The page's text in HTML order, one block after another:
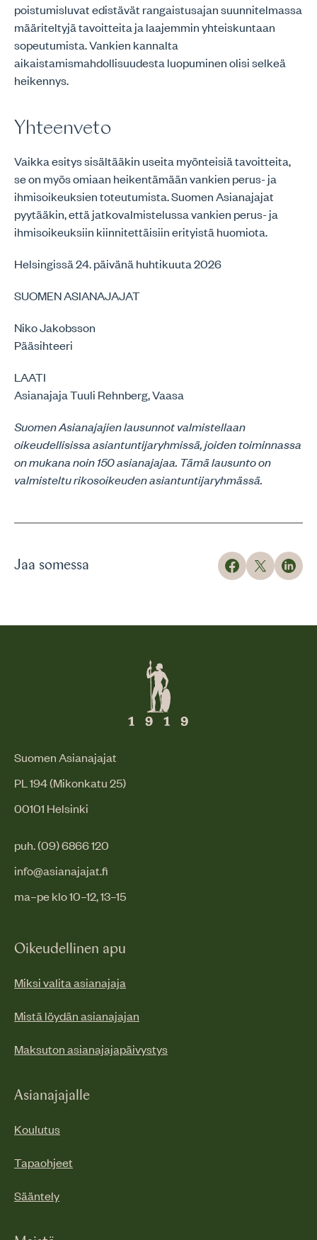
poistumisluvat edistävät rangaistusajan suunnitelmassa
määriteltyjä tavoitteita ja laajemmin yhteiskuntaan
sopeutumista. Vankien kannalta
aikaistamismahdollisuudesta luopuminen olisi selkeä
heikennys.
Yhteenveto
Vaikka esitys sisältääkin useita myönteisiä tavoitteita,
se on myös omiaan heikentämään vankien perus- ja
ihmisoikeuksien toteutumista. Suomen Asianajajat
pyytääkin, että jatkovalmistelussa vankien perus- ja
ihmisoikeuksiin kiinnitettäisiin erityistä huomiota.
Helsingissä 24. päivänä huhtikuuta 2026
SUOMEN ASIANAJAJAT
Niko Jakobsson
Pääsihteeri
LAATI
Asianajaja Tuuli Rehnberg, Vaasa
Suomen Asianajajien lausunnot valmistellaan
oikeudellisissa asiantuntijaryhmissä, joiden toiminnassa
on mukana noin 150 asianajajaa. Tämä lausunto on
valmisteltu rikosoikeuden asiantuntijaryhmässä.
Jaa somessa
Suomen Asianajajat
PL 194 (Mikonkatu 25)
00101 Helsinki
puh. (09) 6866 120
info@asianajajat.fi
ma–pe klo 10–12, 13–15
Oikeudellinen apu
Miksi valita asianajaja
Mistä löydän asianajajan
Maksuton asianajajapäivystys
Asianajajalle
Koulutus
Tapaohjeet
Sääntely